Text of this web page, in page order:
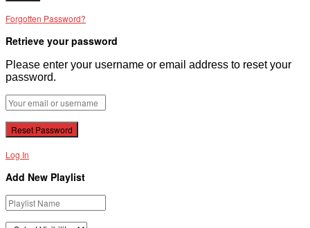
Forgotten Password?
Retrieve your password
Please enter your username or email address to reset your
password.
Log In
Add New Playlist